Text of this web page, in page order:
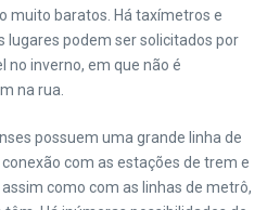
muito baratos. Há taxímetros e
lugares podem ser solicitados por
no inverno, em que não é
na rua.
possuem uma grande linha de
com as estações de trem e
como com as linhas de metrô,